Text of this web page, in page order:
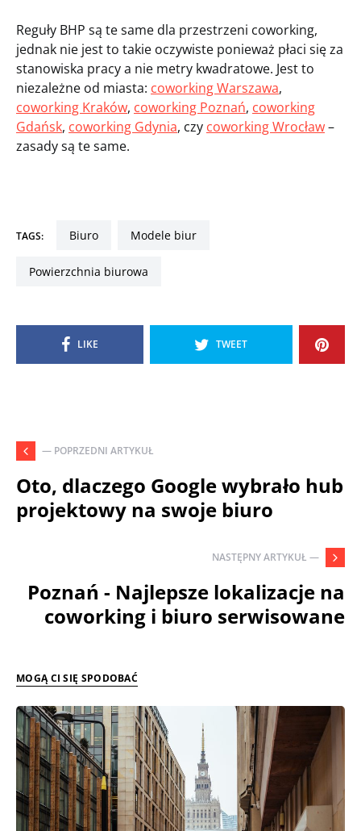
Reguły BHP są te same dla przestrzeni coworking,
jednak nie jest to takie oczywiste ponieważ płaci się za
stanowiska pracy a nie metry kwadratowe. Jest to
niezależne od miasta: coworking Warszawa,
coworking Kraków, coworking Poznań, coworking
Gdańsk, coworking Gdynia, czy coworking Wrocław–
zasady są te same.
TAGS: biuro modele biur
powierzchnia biurowa
LIKE TWEET
— POPRZEDNI ARTYKUŁ
Oto, dlaczego Google wybrało hub
projektowy na swoje biuro
NASTĘPNY ARTYKUŁ —
Poznań - Najlepsze lokalizacje na
coworking i biuro serwisowane
MOGĄ CI SIĘ SPODOBAĆ